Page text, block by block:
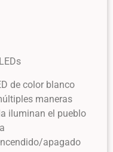
de color blanco
maneras
iluminan el pueblo
apagado